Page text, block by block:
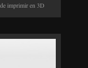
imprimir en 3D